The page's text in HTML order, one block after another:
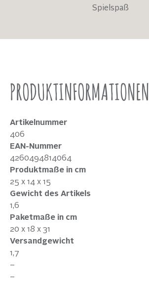
Spielspaß
PRODUKTINFORMATIONEN
Artikelnummer
406
EAN-Nummer
4260494814064
Produktmaße in cm
25 x 14 x 15
Gewicht des Artikels
1,6
Paketmaße in cm
20 x 18 x 31
Versandgewicht
1,7
–
–